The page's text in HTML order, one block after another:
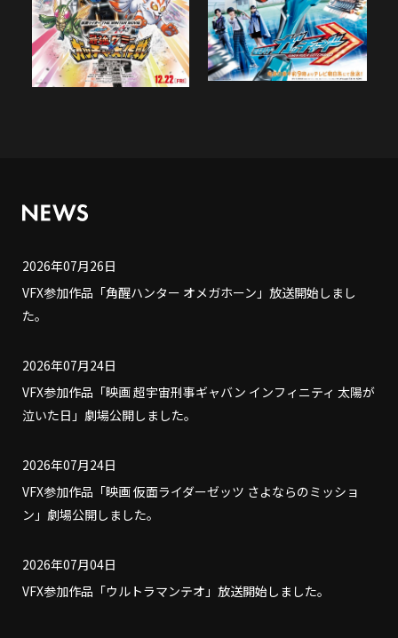
2026年07月26日
VFX参加作品「角醒ハンター オメガホーン」放送開始しまし
た。
2026年07月24日
VFX参加作品「映画 超宇宙刑事ギャバン インフィニティ 太陽が
泣いた日」劇場公開しました。
2026年07月24日
VFX参加作品「映画 仮面ライダーゼッツ さよならのミッショ
ン」劇場公開しました。
2026年07月04日
VFX参加作品「ウルトラマンテオ」放送開始しました。